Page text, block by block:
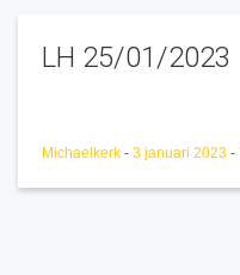
LH 25/01/2023
Michaelkerk - 3 januari 2023 -